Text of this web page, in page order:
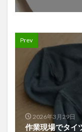
Prev
2026年3月29日
作業現場でタイ